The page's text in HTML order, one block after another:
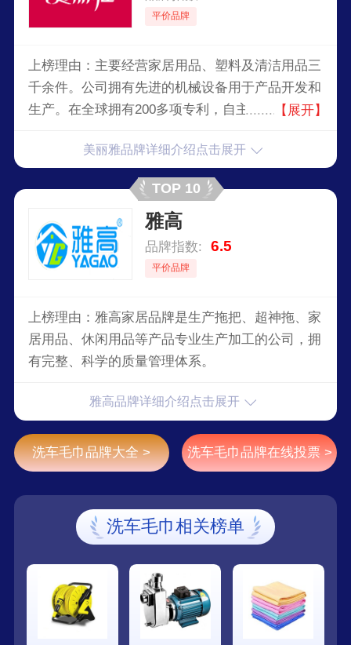
平价品牌
上榜理由：主要经营家居用品、塑料及清洁用品三
千余件。公司拥有先进的机械设备用于产品开发和
生产。在全球拥有200多项专利，自主品牌“美丽
列产品在国内市场占有相当大的市场份额，并远销
欧美、日本、中东和澳大利亚。
【展开】
美丽雅品牌详细介绍点击展开
TOP 10
雅高
品牌指数: 6.5
平价品牌
上榜理由：雅高家居品牌是生产拖把、超神拖、家
居用品、休闲用品等产品专业生产加工的公司，拥
有完整、科学的质量管理体系。
雅高品牌详细介绍点击展开
洗车毛巾品牌大全 > 洗车毛巾品牌在线投票 >
洗车毛巾相关榜单